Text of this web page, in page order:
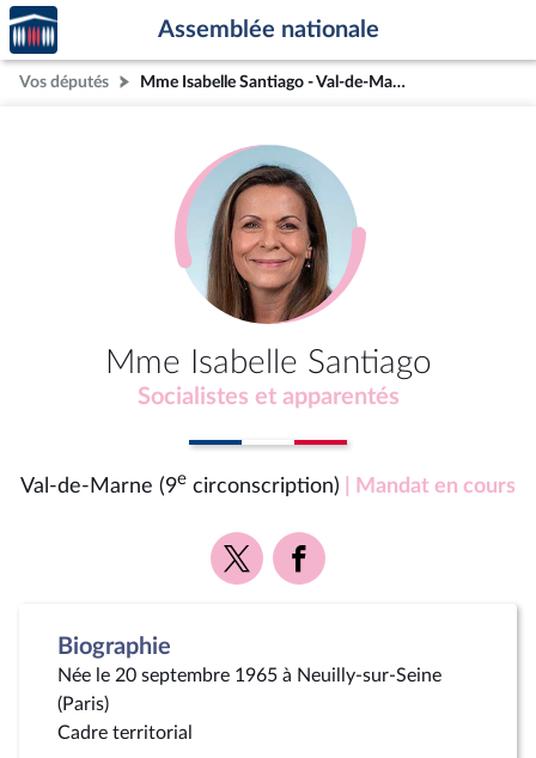
Aller au contenu
Aller en bas de la page
Accèder
à la
page
d'accueil
Assemblée nationale
Vos députés Mme Isabelle Santiago - Val-de-Marne (9e circonscription)
Mme Isabelle Santiago
Socialistes et apparentés
Val-de-Marne (9e circonscription) | Mandat en cours
Voir
la
Voir
la
Biographie
Née le 20 septembre 1965 à Neuilly-sur-Seine
(Paris)
Cadre territorial